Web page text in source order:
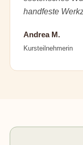
handfeste
Andrea M.
Kursteilnehmerin